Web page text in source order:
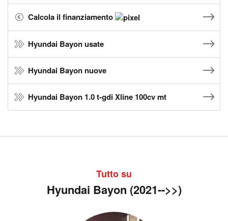
Calcola il finanziamento
Hyundai Bayon usate
Hyundai Bayon nuove
Hyundai Bayon 1.0 t-gdi Xline 100cv mt
Tutto su
Hyundai Bayon (2021-->>)